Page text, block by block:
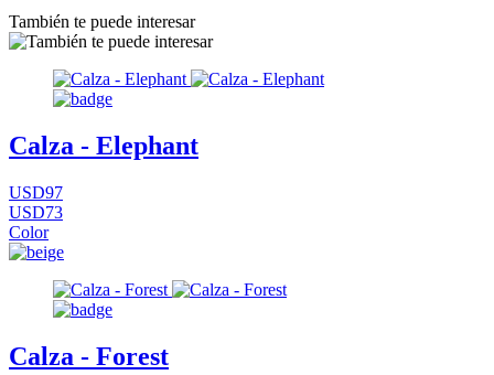
También te puede interesar
Calza - Elephant
USD97
USD73
Color
Calza - Forest